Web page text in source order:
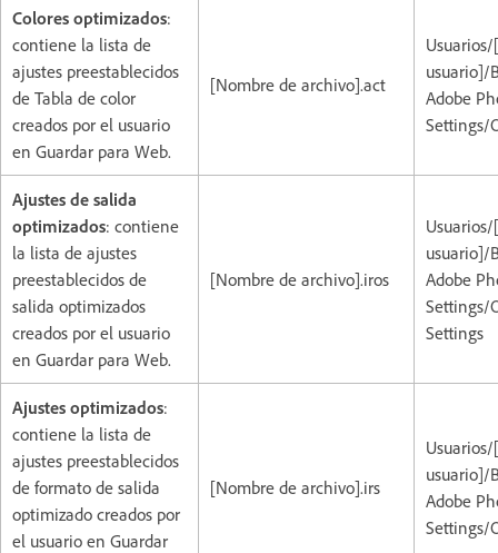
Colores optimizados:
contiene la lista de
ajustes preestablecidos
de Tabla de color
creados por el usuario
en Guardar para Web.
[Nombre de archivo].act
usuario]/
Adobe
Settings/
Ajustes de salida
optimizados: contiene
la lista de ajustes
preestablecidos de
salida optimizados
creados por el usuario
en Guardar para Web.
[Nombre de archivo].iros
usuario]/
Adobe
Settings/
Settings
Ajustes optimizados:
contiene la lista de
ajustes preestablecidos
de formato de salida
optimizado creados por
el usuario en Guardar
[Nombre de archivo].irs
usuario]/
Adobe
Settings/